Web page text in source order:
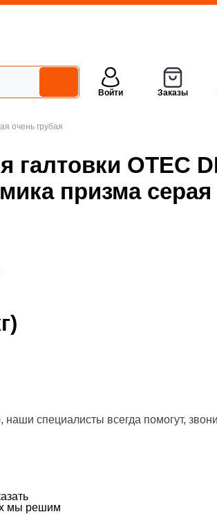
Войти Заказы
очень грубая
галтовки OTEC
призма серая
специалисты всегда помогут,
мы решим